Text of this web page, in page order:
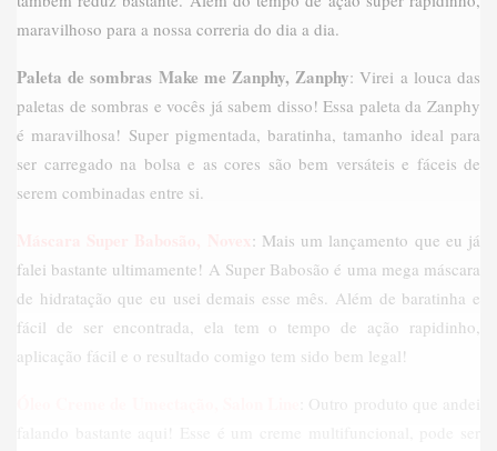
maravilhoso para a nossa correria do dia a dia.
Paleta de sombras Make me Zanphy, Zanphy: Virei a louca das
paletas de sombras e vocês já sabem disso! Essa paleta da Zanphy
é maravilhosa! Super pigmentada, baratinha, tamanho ideal para
ser carregado na bolsa e as cores são bem versáteis e fáceis de
serem combinadas entre si.
: Mais um lançamento que eu já
falei bastante ultimamente! A Super Babosão é uma mega máscara
de hidratação que eu usei demais esse mês. Além de baratinha e
fácil de ser encontrada, ela tem o tempo de ação rapidinho,
aplicação fácil e o resultado comigo tem sido bem legal!
: Outro produto que andei